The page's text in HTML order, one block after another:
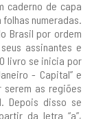
caderno de capa
numeradas.
Brasil por ordem
assinantes e
livro se inicia por
- Capital” e
serem as regiões
Depois disso se
da letra “a”,